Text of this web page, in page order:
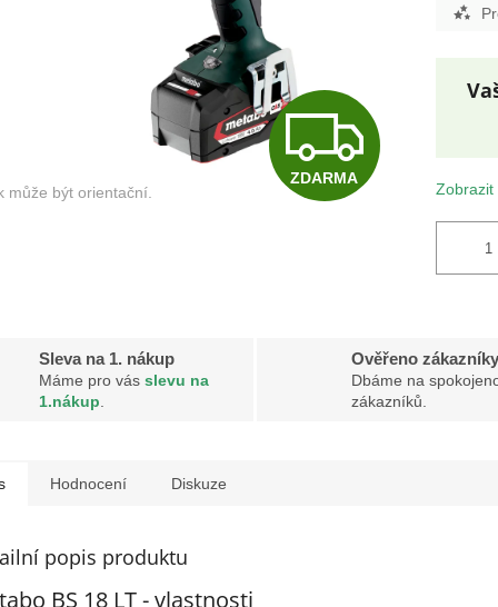
Z
D
R
ZDARMA
Zobrazit
Sleva na 1. nákup
Máme pro vás slevu na
1.nákup
Ověřeno zákazníky
Dbáme na
zákazníků.
Hodnocení Diskuze
popis produktu
BS 18 LT - vlastnosti